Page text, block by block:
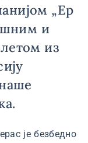
„Ер
и
из
је безбедно